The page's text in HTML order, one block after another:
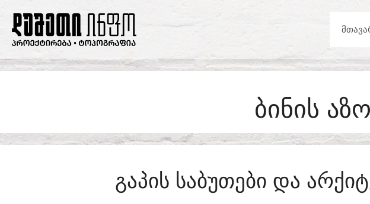
CONTENT
ᲑᲘᲜᲘᲡ
ᲒᲐᲞᲘᲡ ᲡᲐᲑᲣᲗᲔᲑᲘ ᲓᲐ